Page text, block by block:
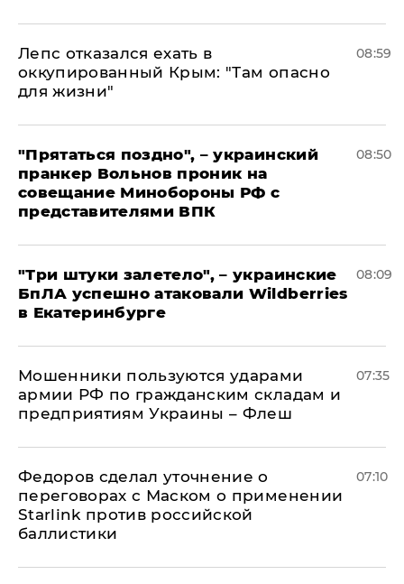
Лепс отказался ехать в
оккупированный Крым: "Там опасно
для жизни"
08:59
"Прятаться поздно", – украинский
пранкер Вольнов проник на
совещание Минобороны РФ с
представителями ВПК
08:50
"Три штуки залетело", – украинские
БпЛА успешно атаковали Wildberries
в Екатеринбурге
08:09
Мошенники пользуются ударами
армии РФ по гражданским складам и
предприятиям Украины – Флеш
07:35
Федоров сделал уточнение о
переговорах с Маском о применении
Starlink против российской
баллистики
07:10